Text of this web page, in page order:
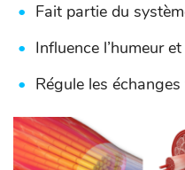
Fait partie du
Influence l’humeur
Régule les